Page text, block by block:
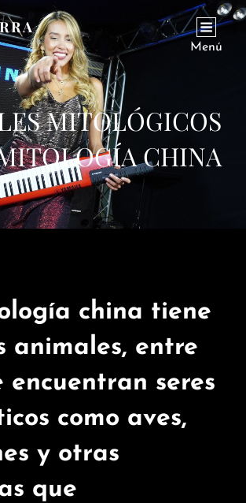
Menú
MITOLÓGICOS
CHINA
china tiene
animales, entre
encuentran seres
como aves,
y otras
que